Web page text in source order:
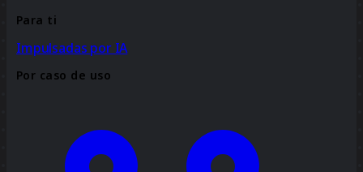
Para ti
Impulsadas por IA
Por caso de uso